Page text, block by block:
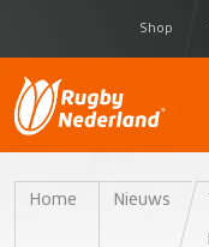
Shop
Home Nieuws